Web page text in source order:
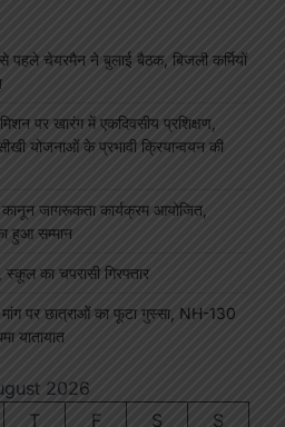
पहले चेयरमैन ने बुलाई बैठक, बिजली कर्मियों
पर खारंग में एकदिवसीय प्रशिक्षण,
योजनाओं के प्रभावी क्रियान्वयन की
कानून जागरूकता कार्यक्रम आयोजित,
का हुआ सम्मान
का चपरासी गिरफ्तार
मांग पर छात्राओं का फूटा गुस्सा, NH-130
यातायात
2026
T F S S